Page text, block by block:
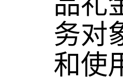
务对
和使